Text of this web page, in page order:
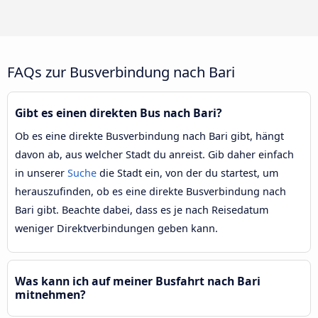
FAQs zur Busverbindung nach Bari
Gibt es einen direkten Bus nach Bari?
Ob es eine direkte Busverbindung nach Bari gibt, hängt
davon ab, aus welcher Stadt du anreist. Gib daher einfach
in unserer Suche die Stadt ein, von der du startest, um
herauszufinden, ob es eine direkte Busverbindung nach
Bari gibt. Beachte dabei, dass es je nach Reisedatum
weniger Direktverbindungen geben kann.
Was kann ich auf meiner Busfahrt nach Bari
mitnehmen?